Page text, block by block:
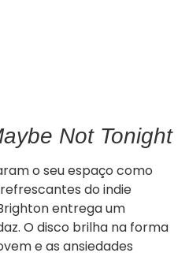
Not Tonight
o seu espaço como
do indie
entrega um
O disco brilha na forma
e as ansiedades